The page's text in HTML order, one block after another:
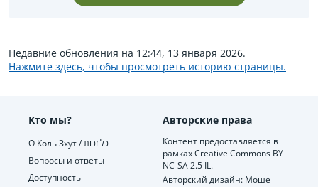
Недавние обновления на 12:44, 13 января 2026.
Нажмите здесь, чтобы просмотреть историю страницы.
Кто мы?
О Коль Зхут / כל זכות
Вопросы и ответы
Доступность
Авторские права
Контент предоставляется в
рамках Creative Commons BY-
NC-SA 2.5 IL.
Авторский дизайн: Моше